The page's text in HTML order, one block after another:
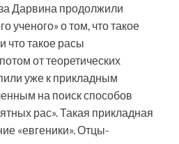
Дарвина продолжили
ученого» о том, что такое
что такое расы
от теоретических
уже к прикладным
на поиск способов
рас». Такая прикладная
«евгеники». Отцы-